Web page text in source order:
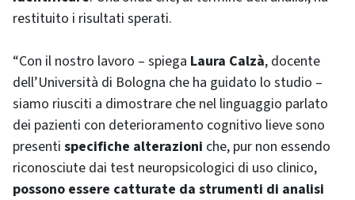
restituito i risultati sperati.
“Con il nostro lavoro – spiega Laura Calzà, docente
dell’Università di Bologna che ha guidato lo studio –
siamo riusciti a dimostrare che nel linguaggio parlato
dei pazienti con deterioramento cognitivo lieve sono
presenti specifiche alterazioni che, pur non essendo
riconosciute dai test neuropsicologici di uso clinico,
possono essere catturate da strumenti di analisi